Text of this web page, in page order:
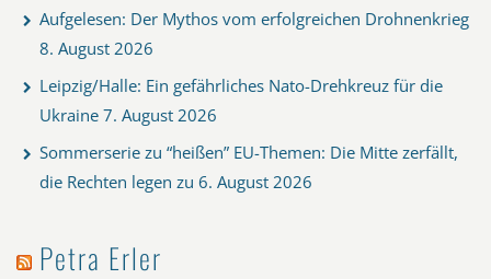
Aufgelesen: Der Mythos vom erfolgreichen Drohnenkrieg
8. August 2026
Leipzig/Halle: Ein gefährliches Nato-Drehkreuz für die
Ukraine 7. August 2026
Sommerserie zu “heißen” EU-Themen: Die Mitte zerfällt,
die Rechten legen zu 6. August 2026
Petra Erler